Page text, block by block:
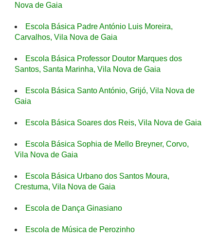
Nova de Gaia
Escola Básica Padre António Luis Moreira,
Carvalhos, Vila Nova de Gaia
Escola Básica Professor Doutor Marques dos
Santos, Santa Marinha, Vila Nova de Gaia
Escola Básica Santo António, Grijó, Vila Nova de
Gaia
Escola Básica Soares dos Reis, Vila Nova de Gaia
Escola Básica Sophia de Mello Breyner, Corvo,
Vila Nova de Gaia
Escola Básica Urbano dos Santos Moura,
Crestuma, Vila Nova de Gaia
Escola de Dança Ginasiano
Escola de Música de Perozinho